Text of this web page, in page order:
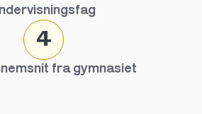
4
fra gymnasiet